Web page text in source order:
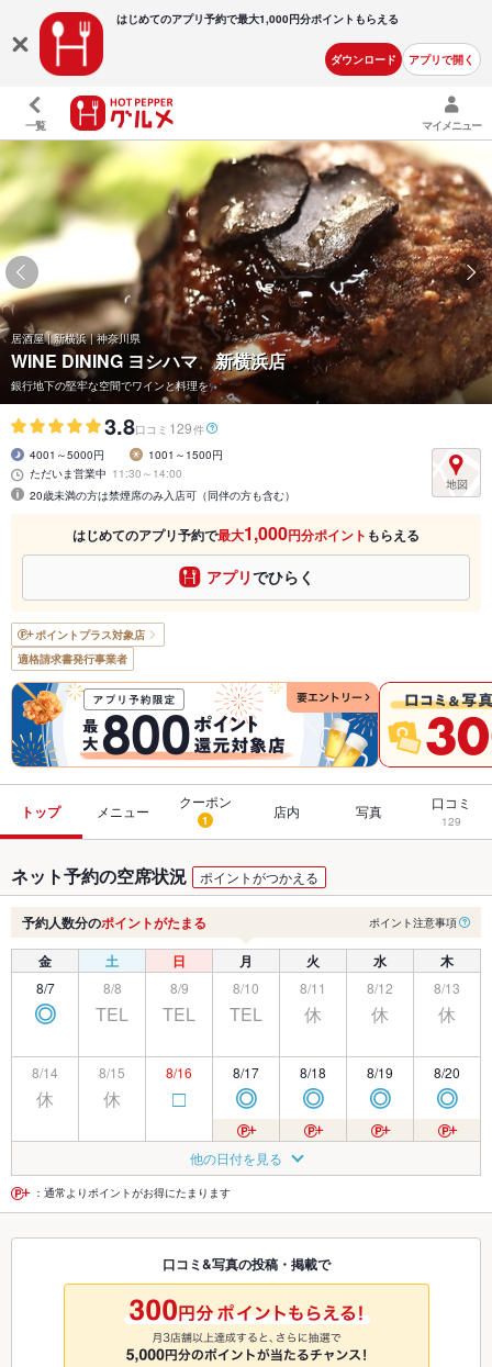
はじめてのアプリ予約で最大1,000円分ポイントもらえる
ダウンロード アプリで開く
一覧 マイメニュー
居酒屋 | 新横浜 | 神奈川県
WINE DINING ヨシハマ 新横浜店
銀行地下の堅牢な空間でワインと料理を
3.8口コミ 129件
4001～5000円
1001～1500円
ただいま営業中 11:30～14:00
20歳未満の方は禁煙席のみ入店可（同伴の方も含む）
はじめてのアプリ予約で最大1,000円分ポイント もらえる
アプリでひらく
ポイントプラス対象店
適格請求書発行事業者
トップ メニュー
クーポン
1 店内 写真 口コミ
129
ネット予約の空席状況 ポイントがつかえる
予約人数分のポイントがたまる ポイント注意事項
金 土 日 月 火 水 木
8/7
◎
8/8
TEL
8/9
TEL
8/10
TEL
8/11
休
8/12
休
8/13
休
8/14
休
8/15
休
8/16
□
8/17
◎
8/18
◎
8/19
◎
8/20
◎
◎ □
8/23
□
8/24
◎
8/25
◎ ◎ ◎
8/28 8/29 8/30
□
8/31
◎
9/1
◎
9/2 9/3
9/6
□
9/7
◎
9/8
◎
他の日付を見る
：通常よりポイントがお得にたまります
口コミ&写真の投稿・掲載で